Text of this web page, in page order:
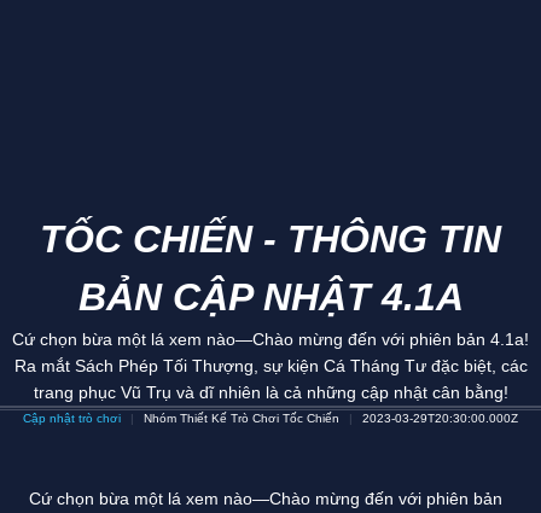
TỐC CHIẾN - THÔNG TIN
BẢN CẬP NHẬT 4.1A
Cứ chọn bừa một lá xem nào—Chào mừng đến với phiên bản 4.1a!
Ra mắt Sách Phép Tối Thượng, sự kiện Cá Tháng Tư đặc biệt, các
trang phục Vũ Trụ và dĩ nhiên là cả những cập nhật cân bằng!
Cập nhật trò chơi Nhóm Thiết Kế Trò Chơi Tốc Chiến 2023-03-29T20:30:00.000Z
Cứ chọn bừa một lá xem nào—Chào mừng đến với phiên bản